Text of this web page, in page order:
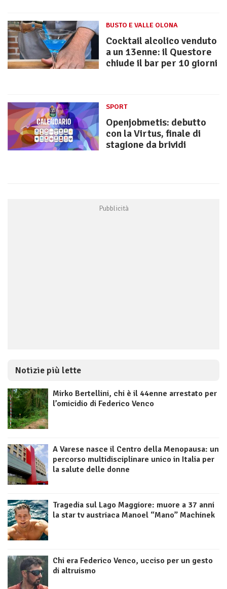
BUSTO E VALLE OLONA
Cocktail alcolico venduto
a un 13enne: il Questore
chiude il bar per 10 giorni
SPORT
Openjobmetis: debutto
con la Virtus, finale di
stagione da brividi
Notizie più lette
Mirko Bertellini, chi è il 44enne arrestato per
l’omicidio di Federico Venco
A Varese nasce il Centro della Menopausa: un
percorso multidisciplinare unico in Italia per
la salute delle donne
Tragedia sul Lago Maggiore: muore a 37 anni
la star tv austriaca Manoel “Mano” Machinek
Chi era Federico Venco, ucciso per un gesto
di altruismo